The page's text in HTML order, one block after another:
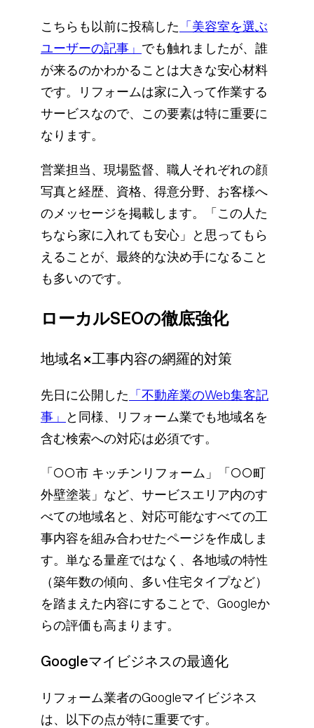
こちらも以前に投稿した 「美容室を選ぶ
ユーザーの記事」 でも触れましたが、誰
が来るのかわかることは大きな安心材料
です。リフォームは家に入って作業する
サービスなので、この要素は特に重要に
なります。
営業担当、現場監督、職人それぞれの顔
写真と経歴、資格、得意分野、お客様へ
のメッセージを掲載します。「この人た
ちなら家に入れても安心」と思ってもら
えることが、最終的な決め手になること
も多いのです。
ローカルSEOの徹底強化
地域名×工事内容の網羅的対策
先日に公開した 「不動産業のWeb集客記
事」
と同様、リフォーム業でも地域名を
含む検索への対応は必須です。
「○○市 キッチンリフォーム」「○○町
外壁塗装」など、サービスエリア内のす
べての地域名と、対応可能なすべての工
事内容を組み合わせたページを作成しま
す。単なる量産ではなく、各地域の特性
（築年数の傾向、多い住宅タイプなど）
を踏まえた内容にすることで、Googleか
らの評価も高まります。
Googleマイビジネスの最適化
リフォーム業者のGoogleマイビジネス
は、以下の点が特に重要です。